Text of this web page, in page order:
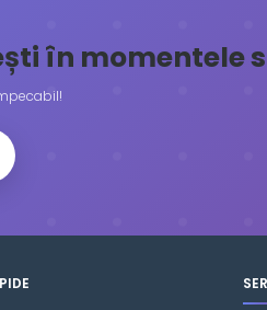
în momentele